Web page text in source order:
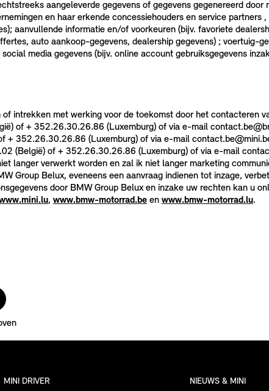
aangeleverde gegevens of gegevens gegenereerd door
en haar erkende concessiehouders en service partners
aanvullende informatie en/of voorkeuren (bijv. favoriete
auto aankoop-gegevens, dealership gegevens) ; voertuig-
media gegevens (bijv. online account gebruiksgegevens
intrekken met werking voor de toekomst door het contacteren
of + 352.26.30.26.86 (Luxemburg) of via e-mail
352.26.30.26.86 (Luxemburg) of via e-mail
(België) of + 352.26.30.26.86 (Luxemburg) of via e-mail
langer verwerkt worden en zal ik niet langer marketing
Group Belux, eveneens een aanvraag indienen tot inzage,
door BMW Group Belux en inzake uw rechten kan u
, www.bmw-motorrad.be en www.bmw-motorrad.lu.
MINI DRIVER NIEUWS & MINI